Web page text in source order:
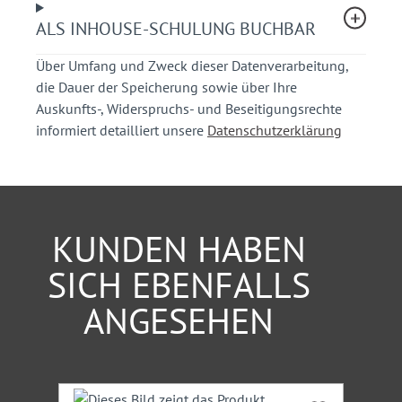
Kontrolle der einzelnen Beschlüsse (Umsetzung)
Ihr Nutzen
Sie erhalten einen kompakten Überblick über die
Organisation und Durchführung einer
Sie erlangen Kenntnisse aus einschlägiger
Rechtsprechung.
Teilnehmerkreis
Stadtverwaltung, Polizei
ALS INHOUSE-SCHULUNG BUCHBAR
Über Umfang und Zweck dieser Datenverarbeitung,
die Dauer der Speicherung sowie über Ihre
Auskunfts-, Widerspruchs- und Beseitigungsrechte
informiert detailliert unsere Datenschutzerklärung
KUNDEN HABEN
SICH EBENFALLS
ANGESEHEN
Produktgalerie überspringen